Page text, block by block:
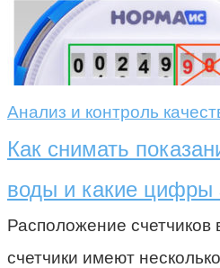
Анализ и контроль
Как снимать
воды и какие цифры
Расположение
счетчики имеют